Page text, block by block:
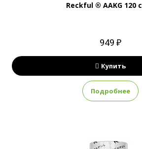
Reckful ® AAKG 120
949 ₽
Купить
Подробнее